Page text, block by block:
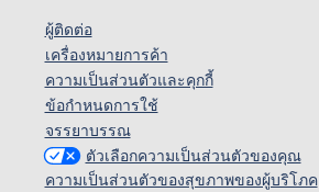
ผู้ติดต่อ
เครื่องหมายการค้า
ความเป็นส่วนตัวและคุกกี้
ข้อกำหนดการใช้
จรรยาบรรณ
ตัวเลือกความเป็นส่วนตัวของคุณ
ความเป็นส่วนตัวของสุขภาพของผู้บริโภค